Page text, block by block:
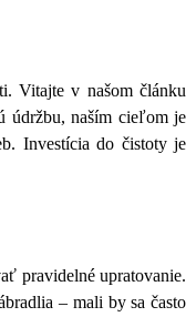
Vitajte v našom článku
údržbu, naším cieľom je
Investícia do čistoty je
pravidelné upratovanie.
– mali by sa často